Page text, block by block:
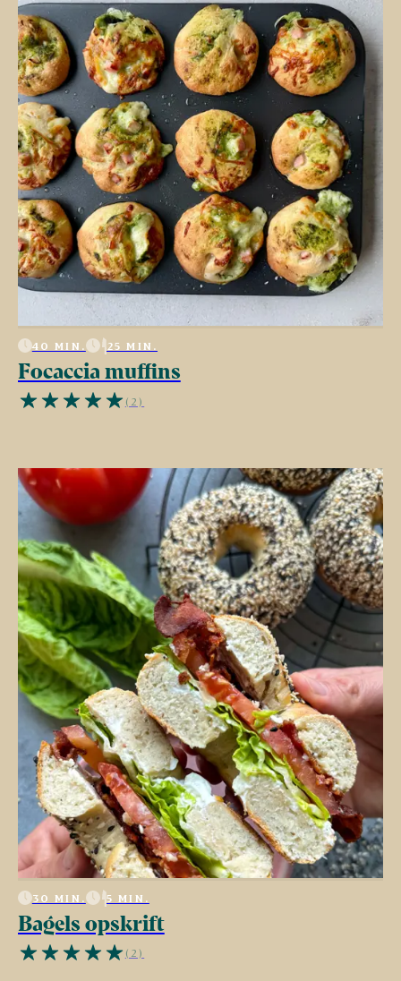
40 MIN. 25 MIN.
Focaccia muffins
(2)
30 MIN. 5 MIN.
Bagels opskrift
(2)